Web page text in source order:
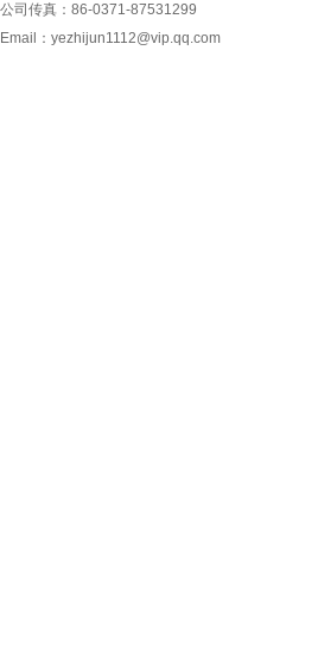
公司传真：86-0371-87531299
Email： yezhijun1112@vip.qq.com